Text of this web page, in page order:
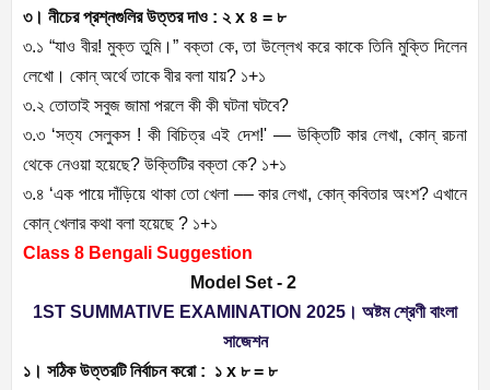
৩। নীচের প্রশ্নগুলির উত্তর দাও : ২ x ৪ = ৮
৩.১ “যাও বীর! মুক্ত তুমি।” বক্তা কে, তা উল্লেখ করে কাকে তিনি মুক্তি দিলেন
লেখো। কোন্ অর্থে তাকে বীর বলা যায়? ১+১
৩.২ তোতাই সবুজ জামা পরলে কী কী ঘটনা ঘটবে?
৩.৩ ‘সত্য সেলুকস ! কী বিচিত্র এই দেশ!' — উক্তিটি কার লেখা, কোন্ রচনা
থেকে নেওয়া হয়েছে? উক্তিটির বক্তা কে? ১+১
৩.৪ ‘এক পায়ে দাঁড়িয়ে থাকা তো খেলা –– কার লেখা, কোন্ কবিতার অংশ? এখানে
কোন্ খেলার কথা বলা হয়েছে ? ১+১
Class 8 Bengali Suggestion
Model Set - 2
1ST SUMMATIVE EXAMINATION 2025। অষ্টম শ্রেণী বাংলা
সাজেশন
১। সঠিক উত্তরটি নির্বাচন করো : ১ x ৮ = ৮